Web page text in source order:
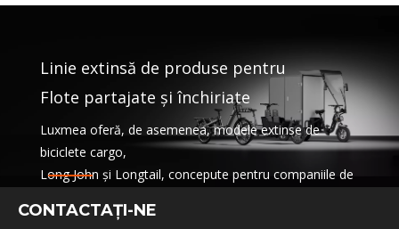
Linie extinsă de produse pentru
Flote partajate și închiriate
Luxmea oferă, de asemenea, modele extinse de
biciclete cargo,
Long John și Longtail, concepute pentru companiile de
servicii de partajare și flote de închiriere. Aceste soluții
CONTACTAŢI-NE